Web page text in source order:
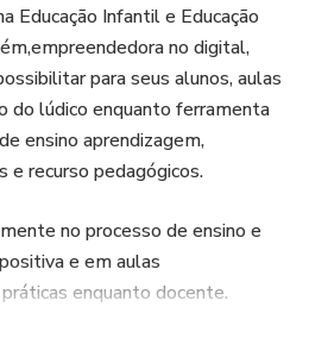
Educação Infantil e Educação
no digital,
para seus alunos, aulas
do lúdico enquanto ferramenta
ensino aprendizagem,
e recurso pedagógicos.
no processo de ensino e
e em aulas
enquanto docente.